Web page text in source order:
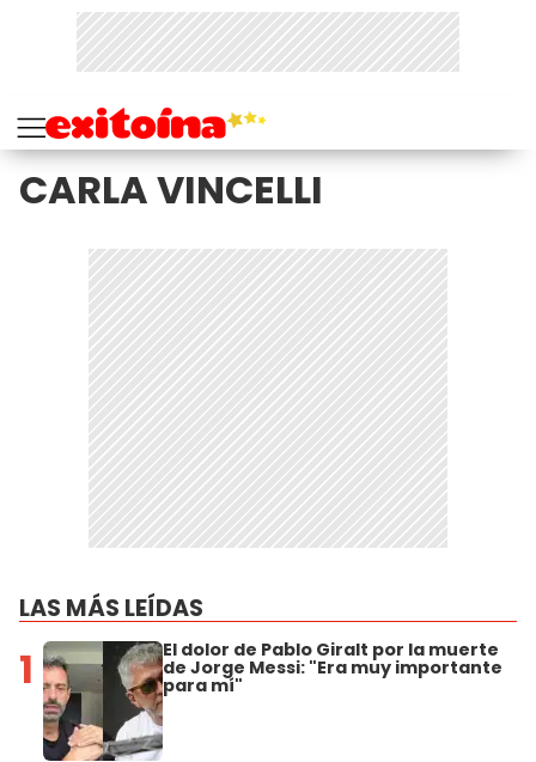
CARLA VINCELLI
LAS MÁS LEÍDAS
1 El dolor de Pablo Giralt por la muerte
de Jorge Messi: "Era muy importante
para mí"